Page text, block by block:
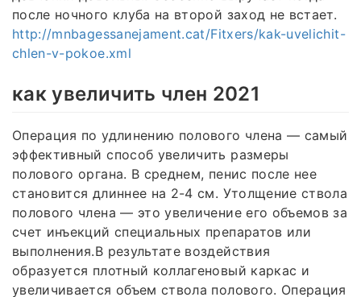
после ночного клуба на второй заход не встает.
http://mnbagessanejament.cat/Fitxers/kak-uvelichit-
chlen-v-pokoe.xml
как увеличить член 2021
Операция по удлинению полового члена — самый
эффективный способ увеличить размеры
полового органа. В среднем, пенис после нее
становится длиннее на 2-4 см. Утолщение ствола
полового члена — это увеличение его объемов за
счет инъекций специальных препаратов или
выполнения.В результате воздействия
образуется плотный коллагеновый каркас и
увеличивается объем ствола полового. Операция